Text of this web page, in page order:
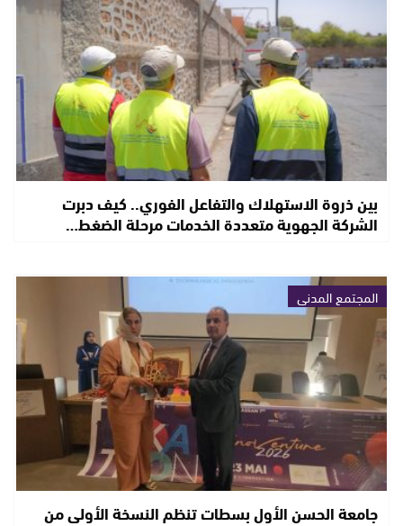
بين ذروة الاستهلاك والتفاعل الفوري.. كيف دبرت
الشركة الجهوية متعددة الخدمات مرحلة الضغط…
المجتمع المدني
جامعة الحسن الأول بسطات تنظم النسخة الأولى من